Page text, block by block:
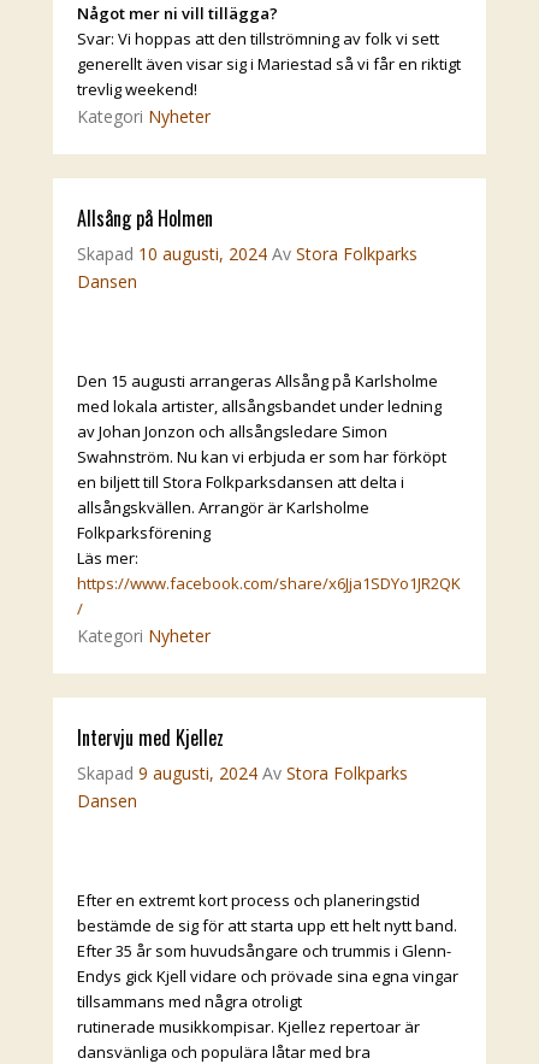
Något mer ni vill tillägga?
Svar: Vi hoppas att den tillströmning av folk vi sett
generellt även visar sig i Mariestad så vi får en riktigt
trevlig weekend!
Kategori Nyheter
Allsång på Holmen
Skapad 10 augusti, 2024 Av Stora Folkparks
Dansen
Den 15 augusti arrangeras Allsång på Karlsholme
med lokala artister, allsångsbandet under ledning
av Johan Jonzon och allsångsledare Simon
Swahnström. Nu kan vi erbjuda er som har förköpt
en biljett till Stora Folkparksdansen att delta i
allsångskvällen. Arrangör är Karlsholme
Folkparksförening
Läs mer:
https://www.facebook.com/share/x6Jja1SDYo1JR2QK
/
Kategori Nyheter
Intervju med Kjellez
Skapad 9 augusti, 2024 Av Stora Folkparks
Dansen
Efter en extremt kort process och planeringstid
bestämde de sig för att starta upp ett helt nytt band.
Efter 35 år som huvudsångare och trummis i Glenn-
Endys gick Kjell vidare och prövade sina egna vingar
tillsammans med några otroligt
rutinerade musikkompisar. Kjellez repertoar är
dansvänliga och populära låtar med bra